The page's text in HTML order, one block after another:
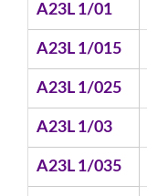
A23L 1/01
A23L 1/015
A23L 1/025
A23L 1/03
A23L 1/035